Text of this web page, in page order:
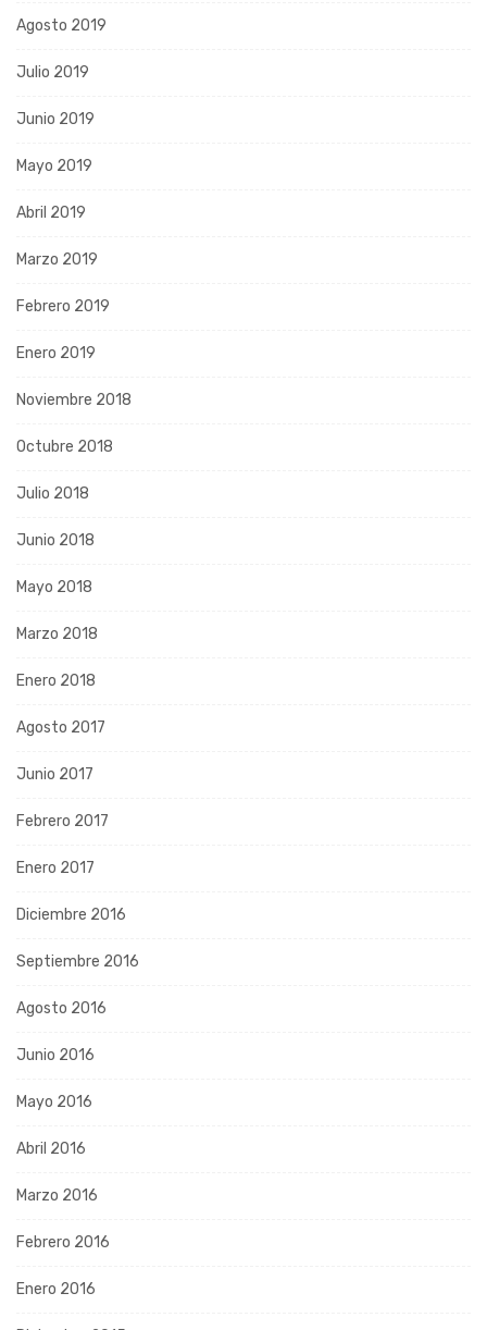
Agosto 2019
Julio 2019
Junio 2019
Mayo 2019
Abril 2019
Marzo 2019
Febrero 2019
Enero 2019
Noviembre 2018
Octubre 2018
Julio 2018
Junio 2018
Mayo 2018
Marzo 2018
Enero 2018
Agosto 2017
Junio 2017
Febrero 2017
Enero 2017
Diciembre 2016
Septiembre 2016
Agosto 2016
Junio 2016
Mayo 2016
Abril 2016
Marzo 2016
Febrero 2016
Enero 2016